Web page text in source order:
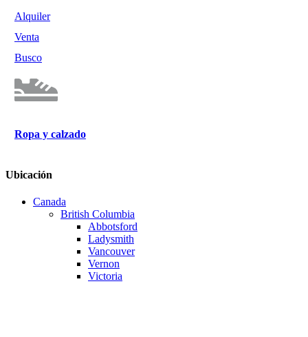
Alquiler
Venta
Busco
Ropa y calzado
Ubicación
Canada
British Columbia
Abbotsford
Ladysmith
Vancouver
Vernon
Victoria